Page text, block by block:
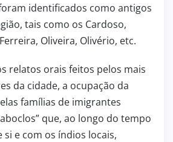
identificados como antigos
tais como os Cardoso,
Oliveira, Olivério, etc.
relatos orais feitos pelos mais
da cidade, a ocupação da
famílias de imigrantes
que, ao longo do tempo
si e com os índios locais,